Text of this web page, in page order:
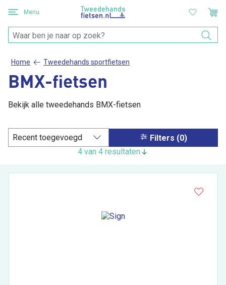
Menu
Home Tweedehands sportfietsen
BMX-fietsen
Bekijk alle tweedehands BMX-fietsen
4 van 4 resultaten
Filters (0)